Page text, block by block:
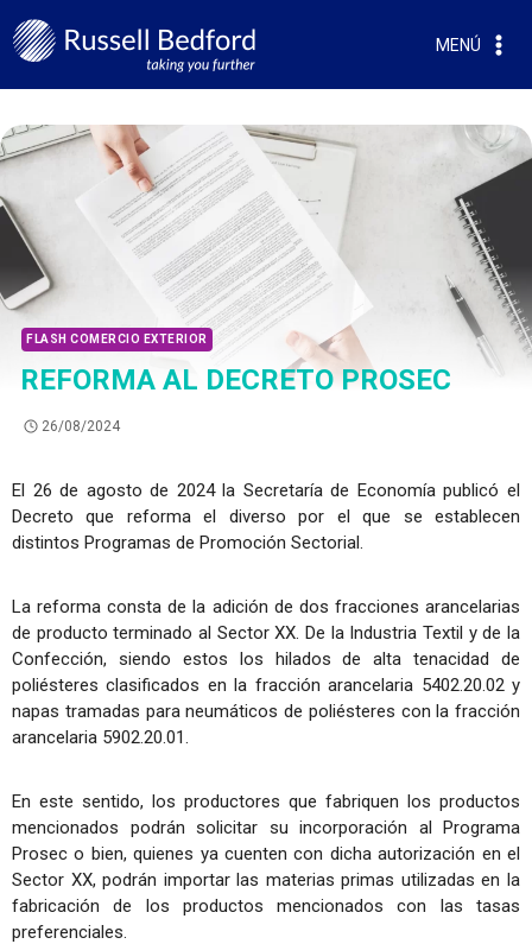
MENÚ
FLASH COMERCIO EXTERIOR
REFORMA AL DECRETO PROSEC
26/08/2024
El 26 de agosto de 2024 la Secretaría de Economía publicó el
Decreto que reforma el diverso por el que se establecen
distintos Programas de Promoción Sectorial.
La reforma consta de la adición de dos fracciones arancelarias
de producto terminado al Sector XX. De la Industria Textil y de la
Confección, siendo estos los hilados de alta tenacidad de
poliésteres clasificados en la fracción arancelaria 5402.20.02 y
napas tramadas para neumáticos de poliésteres con la fracción
arancelaria 5902.20.01.
En este sentido, los productores que fabriquen los productos
mencionados podrán solicitar su incorporación al Programa
Prosec o bien, quienes ya cuenten con dicha autorización en el
Sector XX, podrán importar las materias primas utilizadas en la
fabricación de los productos mencionados con las tasas
preferenciales.